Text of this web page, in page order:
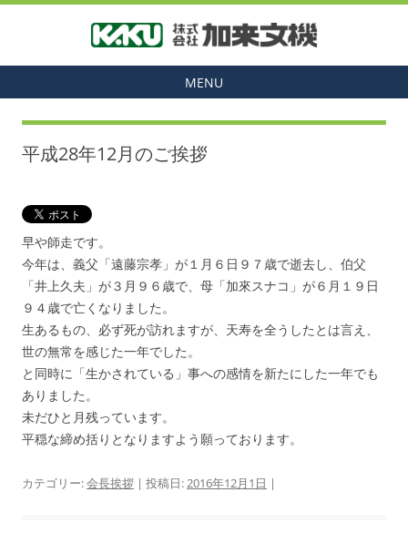
MENU
平成28年12月のご挨拶
早や師走です。
今年は、義父「遠藤宗孝」が１月６日９７歳で逝去し、伯父
「井上久夫」が３月９６歳で、母「加來スナコ」が６月１９日
９４歳で亡くなりました。
生あるもの、必ず死が訪れますが、天寿を全うしたとは言え、
世の無常を感じた一年でした。
と同時に「生かされている」事への感情を新たにした一年でも
ありました。
未だひと月残っています。
平穏な締め括りとなりますよう願っております。
カテゴリー:会長挨拶 | 投稿日:2016年12月1日 |